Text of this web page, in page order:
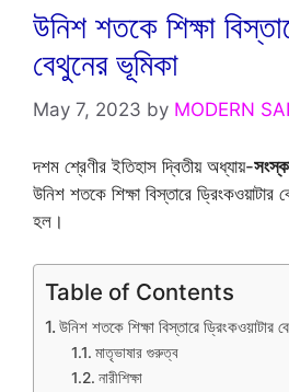
উনিশ শতকে শিক্ষা
বেথুনের ভূমিকা
May 7, 2023 by MODERN
দশম শ্রেণীর ইতিহাস দ্বিতীয় অধ্যায়-
উনিশ শতকে শিক্ষা বিস্তারে
হল।
Table of Contents
উনিশ শতকে শিক্ষা বিস্তারে ড্রিংকওয়াটার
মাতৃভাষার গুরুত্ব
নারীশিক্ষা